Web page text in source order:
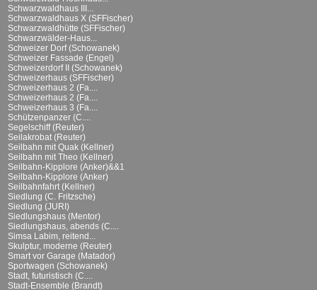
Schwarzwaldhaus III...
Schwarzwaldhaus X (SFFischer)
Schwarzwaldhütte (SFFischer)
Schwarzwälder-Haus...
Schweizer Dorf (Schowanek)
Schweizer Fassade (Engel)
Schweizerdorf II (Schowanek)
Schweizerhaus (SFFischer)
Schweizerhaus 2 (Fa....
Schweizerhaus 2 (Fa....
Schweizerhaus 3 (Fa....
Schützenpanzer (C....
Segelschiff (Reuter)
Seilakrobat (Reuter)
Seilbahn mit Quak (Kellner)
Seilbahn mit Theo (Kellner)
Seilbahn-Kipplore (Anker)&&1
Seilbahn-Kipplore (Anker)
Seilbahnfahrt (Kellner)
Siedlung (C. Fritzsche)
Siedlung (JURI)
Siedlungshaus (Mentor)
Siedlungshaus, abends (C....
Simsa Labim, reitend...
Skulptur, moderne (Reuter)
Smart vor Garage (Matador)
Sportwagen (Schowanek)
Stadt, futuristisch (C....
Stadt-Ensemble (Brandt)